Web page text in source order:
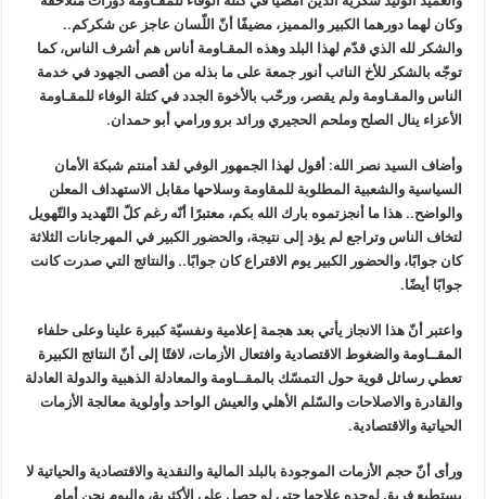
وكان لهما دورهما الكبير والمميز، مضيفًا أنّ اللّسان عاجز عن شكركم..
والشكر لله الذي قدّم لهذا البلد وهذه المقـاومة أناس هم أشرف الناس، كما
توجّه بالشكر للأخ النائب أنور جمعة على ما بذله من أقصى الجهود في خدمة
الناس والمقـاومة ولم يقصر، ورحّب بالأخوة الجدد في كتلة الوفاء للمقـاومة
الأعزاء ينال الصلح وملحم الحجيري ورائد برو ورامي أبو حمدان.
وأضاف السيد نصر الله: أقول لهذا الجمهور الوفي لقد أمنتم شبكة الأمان
السياسية والشعبية المطلوبة للمقاومة وسلاحها مقابل الاستهداف المعلن
والواضح.. هذا ما أنجزتموه بارك الله بكم، معتبرًا أنّه رغم كلّ التّهديد والتّهويل
لتخاف الناس وتراجع لم يؤد إلى نتيجة، والحضور الكبير في المهرجانات الثلاثة
كان جوابًا، والحضور الكبير يوم الاقتراع كان جوابًا.. والنتائج التي صدرت كانت
جوابًا أيضًا.
واعتبر أنّ هذا الانجاز يأتي بعد هجمة إعلامية ونفسيّة كبيرة علينا وعلى حلفاء
المقــاومة والضغوط الاقتصادية وافتعال الأزمات، لافتًا إلى أنّ النتائج الكبيرة
تعطي رسائل قوية حول التمسّك بالمقــاومة والمعادلة الذهبية والدولة العادلة
والقادرة والاصلاحات والسّلم الأهلي والعيش الواحد وأولوية معالجة الأزمات
الحياتية والاقتصادية.
ورأى أنّ حجم الأزمات الموجودة بالبلد المالية والنقدية والاقتصادية والحياتية لا
يستطيع فريق لوحده علاجها حتى لو حصل على الأكثرية، واليوم نحن أمام